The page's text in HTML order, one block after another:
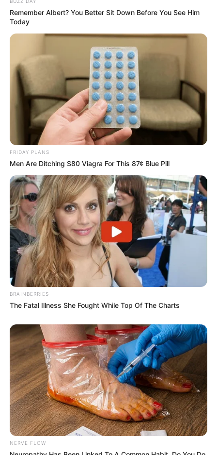
Participe do nosso grupo do
WhatsApp!
Fique informado em tempo real sobre as principais
notícias de Paraguaçu Paulista e região
Clique aqui para entrar no grupo
BUZZ DAY
Remember Albert? You Better Sit Down Before You See Him
Today
FRIDAY PLANS
Men Are Ditching $80 Viagra For This 87¢ Blue Pill
BRAINBERRIES
The Fatal Illness She Fought While Top Of The Charts
NERVE FLOW